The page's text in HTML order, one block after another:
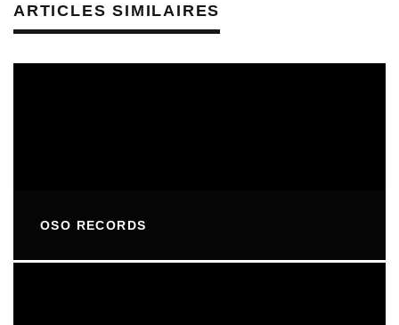
ARTICLES SIMILAIRES
OSO RECORDS